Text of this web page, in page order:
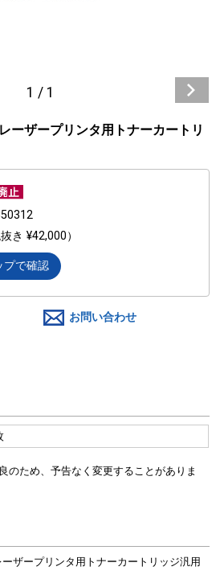
1 / 1
ーザープリンタ用トナーカートリ
抜き ¥42,000）
プで確認
お問い合わせ
のため、予告なく変更することがありま
ザープリンタ用トナーカートリッジ汎用